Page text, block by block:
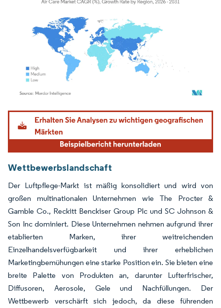
Bild © Mordor Intelligence. Wiederverwendung erfordert Namensnennung gemäß
Wettbewerbslandschaft
Der Luftpflege-Markt ist mäßig konsolidiert und wird von
großen multinationalen Unternehmen wie The Procter &
Gamble Co., Reckitt Benckiser Group Plc und SC Johnson &
Son Inc dominiert. Diese Unternehmen nehmen aufgrund ihrer
etablierten Marken, ihrer weitreichenden
Einzelhandelsverfügbarkeit und ihrer erheblichen
Marketingbemühungen eine starke Position ein. Sie bieten eine
breite Palette von Produkten an, darunter Lufterfrischer,
Diffusoren, Aerosole, Gele und Nachfüllungen. Der
Wettbewerb verschärft sich jedoch, da diese führenden